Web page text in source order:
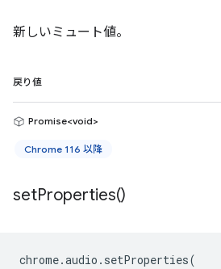
新しいミュート値。
戻り値
Promise<void>
Chrome 116 以降
setProperties()
chrome.audio . setProperties(